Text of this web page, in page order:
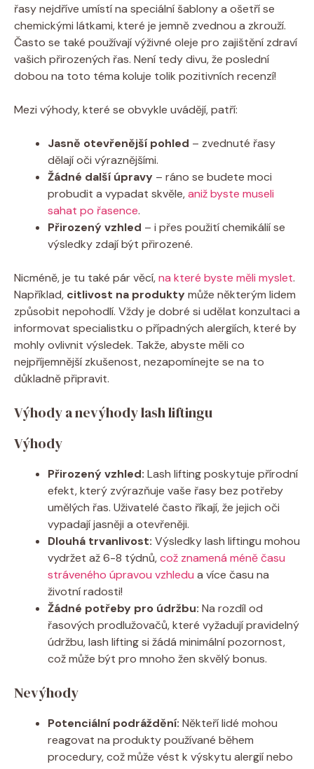
řasy nejdříve umístí na speciální šablony a ošetří se
chemickými látkami, které je jemně zvednou a zkrouží.
Často se také používají výživné oleje pro zajištění zdraví
vašich přirozených řas. Není tedy divu, že poslední
dobou na toto téma koluje tolik pozitivních recenzí!
Mezi výhody, které se obvykle uvádějí, patří:
Jasně otevřenější pohled – zvednuté řasy
dělají oči výraznějšími.
Žádné další úpravy – ráno se budete moci
probudit a vypadat skvěle,aniž byste museli
sahat po řasence.
Přirozený vzhled – i přes použití chemikálií se
výsledky zdají být přirozené.
Nicméně, je tu také pár věcí,na které byste měli myslet.
Například, citlivost na produktymůže některým lidem
způsobit nepohodlí. Vždy je dobré si udělat konzultaci a
informovat specialistku o případných alergiích, které by
mohly ovlivnit výsledek. Takže, abyste měli co
nejpříjemnější zkušenost, nezapomínejte se na to
důkladně připravit.
Výhody a nevýhody lash liftingu
Výhody
Přirozený vzhled: Lash lifting poskytuje přírodní
efekt, který zvýrazňuje vaše řasy bez potřeby
umělých řas. Uživatelé často říkají, že jejich oči
vypadají jasněji a otevřeněji.
Dlouhá trvanlivost: Výsledky lash liftingu mohou
vydržet až 6-8 týdnů,což znamená méně času
stráveného úpravou vzhledu a více času na
životní radosti!
Žádné potřeby pro údržbu: Na rozdíl od
řasových prodlužovačů, které vyžadují pravidelný
údržbu, lash lifting si žádá minimální pozornost,
což může být pro mnoho žen skvělý bonus.
Nevýhody
Potenciální podráždění: Někteří lidé mohou
reagovat na produkty používané během
procedury, což může vést k výskytu alergií nebo